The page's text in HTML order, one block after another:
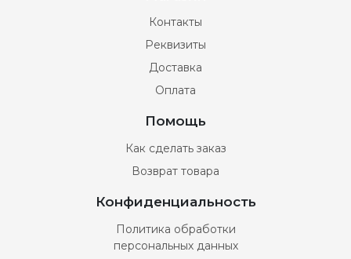
Контакты
Реквизиты
Доставка
Оплата
Помощь
Как сделать заказ
Возврат товара
Конфиденциальность
Политика обработки
персональных данных